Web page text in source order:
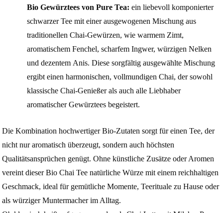
Bio Gewürztees von Pure Tea: ein liebevoll komponierter
schwarzer Tee mit einer ausgewogenen Mischung aus
traditionellen Chai-Gewürzen, wie warmem Zimt,
aromatischem Fenchel, scharfem Ingwer, würzigen Nelken
und dezentem Anis. Diese sorgfältig ausgewählte Mischung
ergibt einen harmonischen, vollmundigen Chai, der sowohl
klassische Chai-Genießer als auch alle Liebhaber
aromatischer Gewürztees begeistert.
Die Kombination hochwertiger Bio-Zutaten sorgt für einen Tee, der
nicht nur aromatisch überzeugt, sondern auch höchsten
Qualitätsansprüchen genügt. Ohne künstliche Zusätze oder Aromen
vereint dieser Bio Chai Tee natürliche Würze mit einem reichhaltigen
Geschmack, ideal für gemütliche Momente, Teerituale zu Hause oder
als würziger Muntermacher im Alltag.